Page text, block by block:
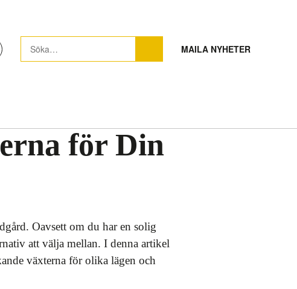
MAILA NYHETER
för Din
Oavsett om du har en solig
att välja mellan. I denna artikel
växterna för olika lägen och